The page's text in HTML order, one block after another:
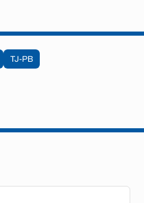
TJ-PB